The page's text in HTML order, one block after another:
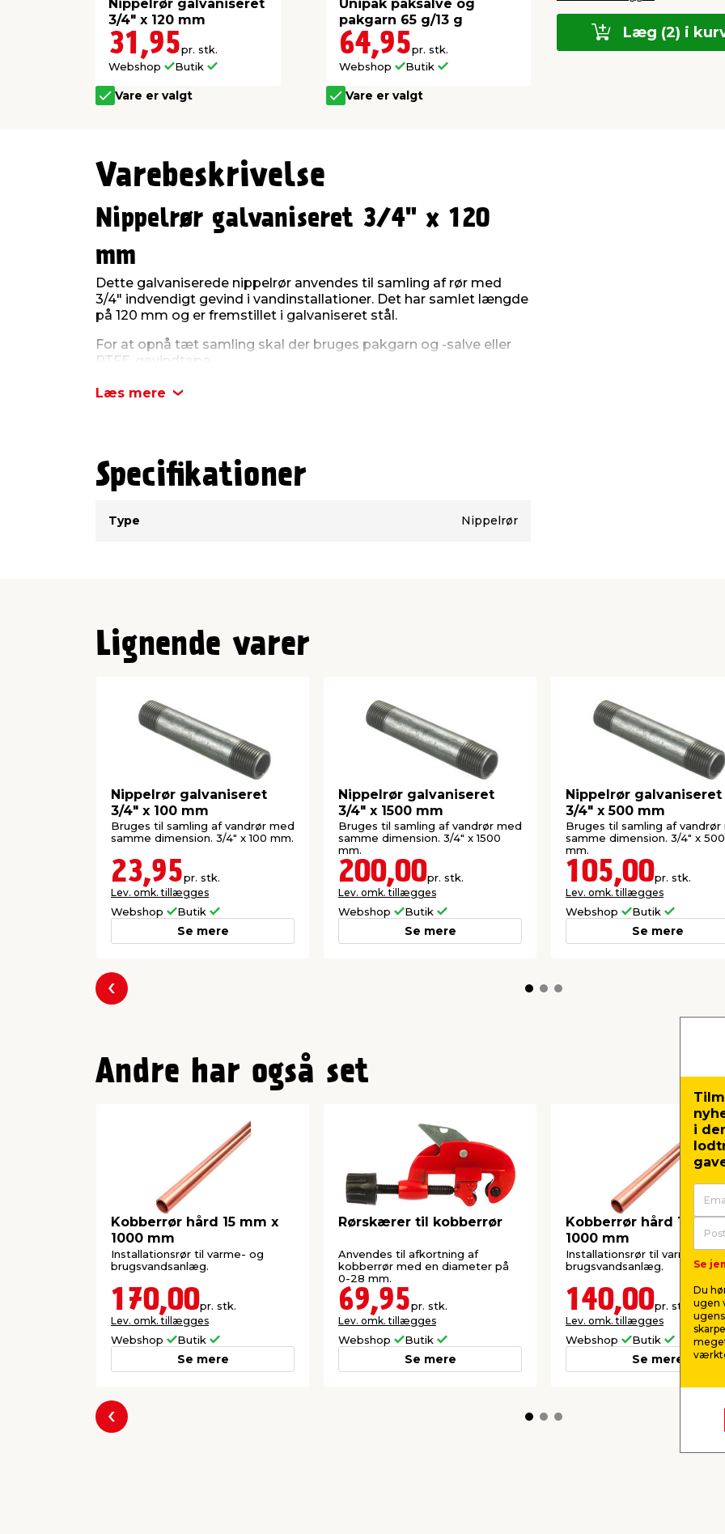
Nippelrør galvaniseret
3/4" x 120 mm
31,95pr. stk.
Webshop
Butik
Vare er valgt
Unipak paksalve og
pakgarn 65 g/13 g
64,95pr. stk.
Webshop
Butik
Vare er valgt
Læg (2) i
Varebeskrivelse
Nippelrør galvaniseret 3/4" x 120
mm
Dette galvaniserede nippelrør anvendes til samling af rør med
3/4" indvendigt gevind i vandinstallationer. Det har samlet længde
på 120 mm og er fremstillet i galvaniseret stål.
For at opnå tæt samling skal der bruges pakgarn og -salve eller
PTFE-gevindtape.
Installationen skal udføres i overensstemmelse med kravene i
Læs mere
Specifikationer
Type
Nippelrør
Lignende varer
Nippelrør galvaniseret
3/4" x 100 mm
Bruges til samling af vandrør med
samme dimension. 3/4" x 100 mm.
23,95pr. stk.
Lev. omk. tillægges
Webshop Butik
Se mere
Nippelrør galvaniseret
3/4" x 1500 mm
Bruges til samling af vandrør med
samme dimension. 3/4" x 1500
mm.
200,00pr. stk.
Lev. omk. tillægges
Webshop Butik
Se mere
Nippelrør galvaniseret
3/4" x 500 mm
Bruges til samling af vandrør
samme dimension. 3/4" x 500
mm.
105,00pr. stk.
Lev. omk. tillægges
Webshop Butik
Se mere
Forrige
Andre har også set
Kobberrør hård 15 mm x
1000 mm
Installationsrør til varme- og
brugsvandsanlæg.
170,00pr. stk.
Lev. omk. tillægges
Webshop Butik
Se mere
Rørskærer til kobberrør
Anvendes til afkortning af
kobberrør med en diameter på
0-28 mm.
69,95pr. stk.
Lev. omk. tillægges
Webshop Butik
Se mere
Kobberrør hård 12 mm
1000 mm
Installationsrør til varme- og
brugsvandsanlæg.
140,00pr. stk.
Lev. omk. tillægges
Webshop Butik
Se mere
Forrige
i
Se
Du
ugen